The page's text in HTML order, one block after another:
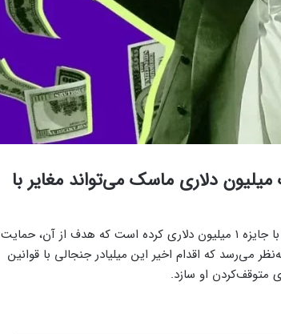
دلاری ماسک می‌تواند مغایر با
ایلان ماسک در روزهای اخیر اقدام به برگزاری روزانه قرعه‌کشی با جایزه ۱ میلیون دلاری کرده است که هدف از آن، حمایت
می‌رسد که اقدام اخیر این میلیادر جنجالی با قوانین
متوقف‌کردن او سازد.